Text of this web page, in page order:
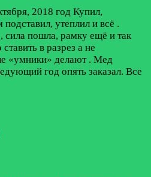
2018 год Купил,
утеплил и всё .
пошла, рамку ещё и так
в разрез а не
«умники» делают . Мед
год опять заказал. Все